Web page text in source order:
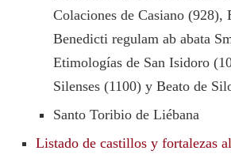
Colaciones de Casiano (928),
Benedicti regulam ab abata
Etimologías de San Isidoro
Silenses (1100) y Beato de
Santo Toribio de Liébana
Listado de castillos y fortalezas